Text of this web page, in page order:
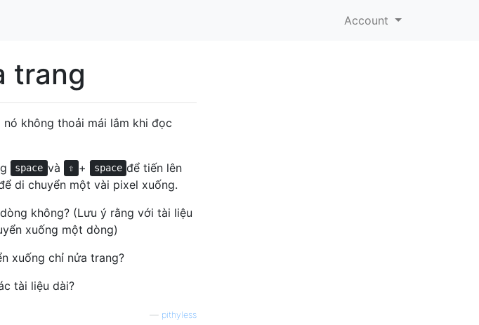
Account
trang
không thoải mái lắm khi đọc
space và ⇧ + space để tiến lên
di chuyển một vài pixel xuống.
không? (Lưu ý rằng với tài liệu
xuống một dòng)
xuống chỉ nửa trang?
tài liệu dài?
pithyless